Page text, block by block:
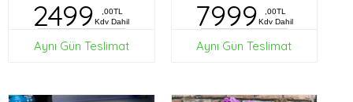
2499
,00TL
Kdv Dahil
Aynı Gün Teslimat
7999
,00TL
Kdv Dahil
Aynı Gün Teslimat